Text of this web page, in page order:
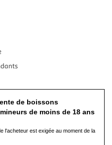
de boissons
de moins de 18 ans
l'acheteur est exigée au moment de la